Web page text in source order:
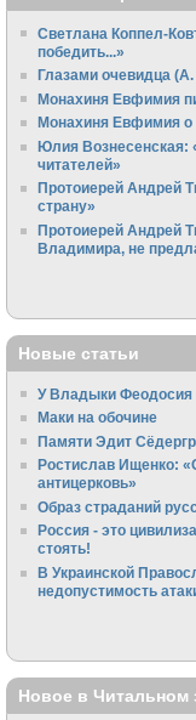
Светлана Коппел-
победить...»
Глазами очевидца
Монахиня Евфимия
Монахиня Евфимия о
Юлия Вознесенская:
читателей»
Протоиерей Андрей
страну»
Протоиерей Андрей
Владимира, не
Новые статьи
У Владыки Феодосия
Маки на обочине
Памяти Эдит
Ростислав Ищенко:
антицерковь»
Образ страданий
Россия - это
стоять!
В Украинской
недопустимость
Новое в Читальном